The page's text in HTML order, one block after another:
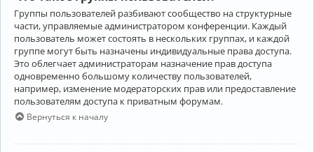
Группы пользователей разбивают сообщество на структурные
части, управляемые администратором конференции. Каждый
пользователь может состоять в нескольких группах, и каждой
группе могут быть назначены индивидуальные права доступа.
Это облегчает администраторам назначение прав доступа
одновременно большому количеству пользователей,
например, изменение модераторских прав или предоставление
пользователям доступа к приватным форумам.
Вернуться к началу